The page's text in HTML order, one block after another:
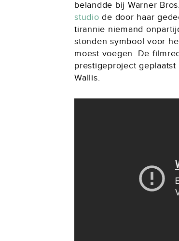
belandde bij Warner
studio de door haar
tirannie niemand
stonden symbool voor
moest voegen. De
prestigeproject
Wallis.